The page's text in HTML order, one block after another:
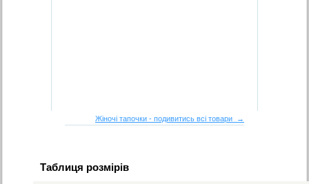
Жіночі тапочки - подивитись всі товари →
Таблиця розмірів